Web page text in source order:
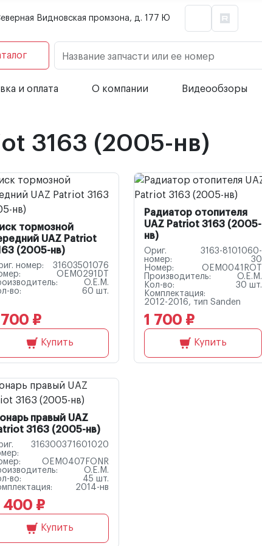
Видновская промзона, д. 177 Ю
Название запчасти или ее номер
и оплата О компании Видеообзоры
3163 (2005-нв)
тормозной
UAZ Patriot
(2005-нв)
номер:
31603501076
OEM0291DT
O.E.M.
во:
60 шт.
700 ₽
Купить
Радиатор отопителя
UAZ Patriot 3163 (2005-
нв)
Ориг.
номер:
3163-8101060-
30
Номер:
OEM0041ROT
Производитель:
O.E.M.
Кол-во:
30 шт.
Комплектация:
2012-2016, тип Sanden
1 700 ₽
Купить
правый UAZ
3163 (2005-нв)
316300371601020
OEM0407FONR
O.E.M.
во:
45 шт.
2014-нв
400 ₽
Купить